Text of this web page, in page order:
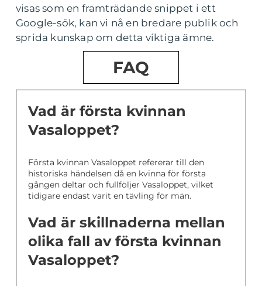
visas som en framträdande snippet i ett
Google-sök, kan vi nå en bredare publik och
sprida kunskap om detta viktiga ämne.
FAQ
Vad är första kvinnan
Vasaloppet?
Första kvinnan Vasaloppet refererar till den
historiska händelsen då en kvinna för första
gången deltar och fullföljer Vasaloppet, vilket
tidigare endast varit en tävling för män.
Vad är skillnaderna mellan
olika fall av första kvinnan
Vasaloppet?